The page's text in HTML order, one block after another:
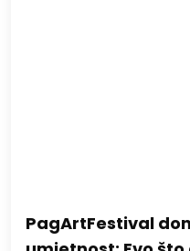
PagArtFestival